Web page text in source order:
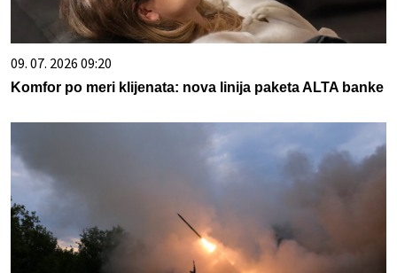
09. 07. 2026 09:20
Komfor po meri klijenata: nova linija paketa ALTA banke